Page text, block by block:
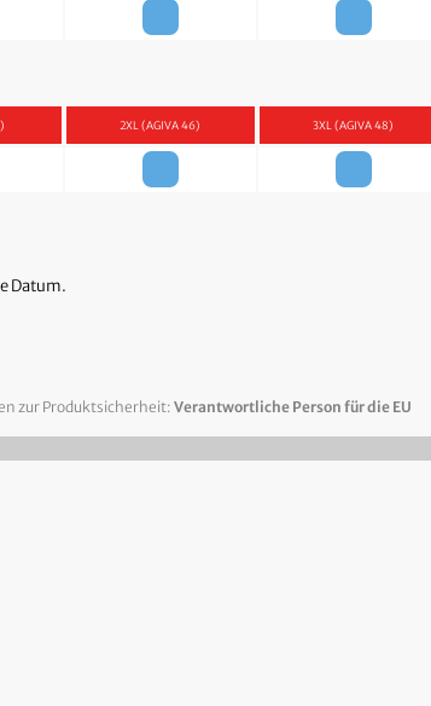
2XL (AGIVA 46) 3XL (AGIVA 48)
Datum.
zur Produktsicherheit: Verantwortliche Person für die EU